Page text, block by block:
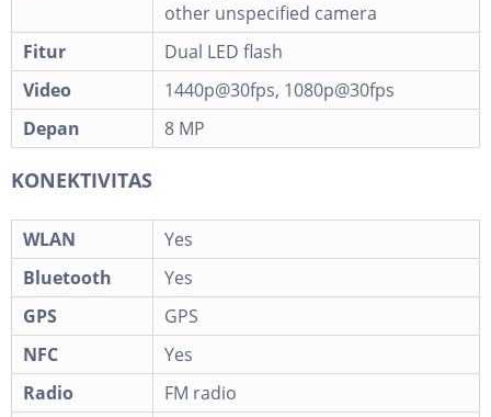
other unspecified camera
Fitur
Dual LED flash
Video
1440p@30fps, 1080p@30fps
Depan
8 MP
KONEKTIVITAS
WLAN
Yes
Bluetooth
Yes
GPS
GPS
NFC
Yes
Radio
FM radio